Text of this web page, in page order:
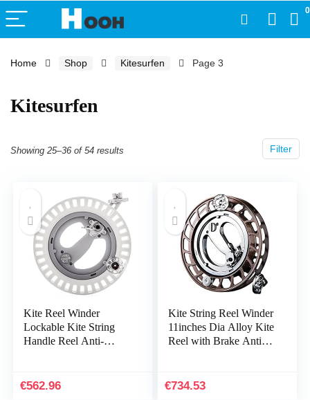
0
Home Shop Kitesurfen Page 3
Kitesurfen
Filter
Showing 25–36 of 54 results
Kite Reel Winder
Lockable Kite String
Handle Reel Anti-
Grip Wheel Tool for
€562.96
Kite String Reel Winder
11inches Dia Alloy Kite
Reel with Brake Anti-
Wheel for Adults…
€734.53